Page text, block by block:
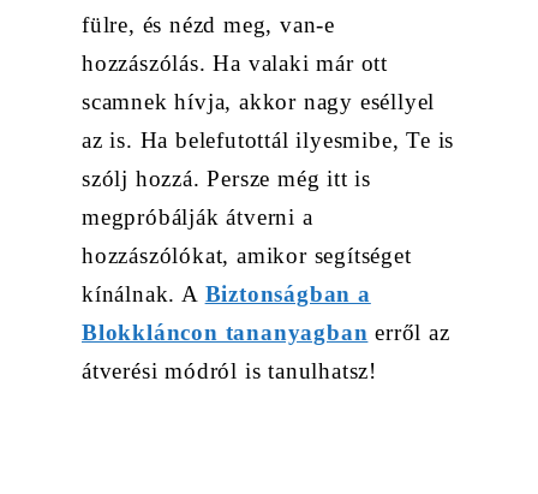
fülre, és nézd meg, van-e
hozzászólás. Ha valaki már ott
scamnek hívja, akkor nagy eséllyel
az is. Ha belefutottál ilyesmibe, Te is
szólj hozzá. Persze még itt is
megpróbálják átverni a
hozzászólókat, amikor segítséget
kínálnak. A Biztonságban a
Blokkláncon tananyagban erről az
átverési módról is tanulhatsz!